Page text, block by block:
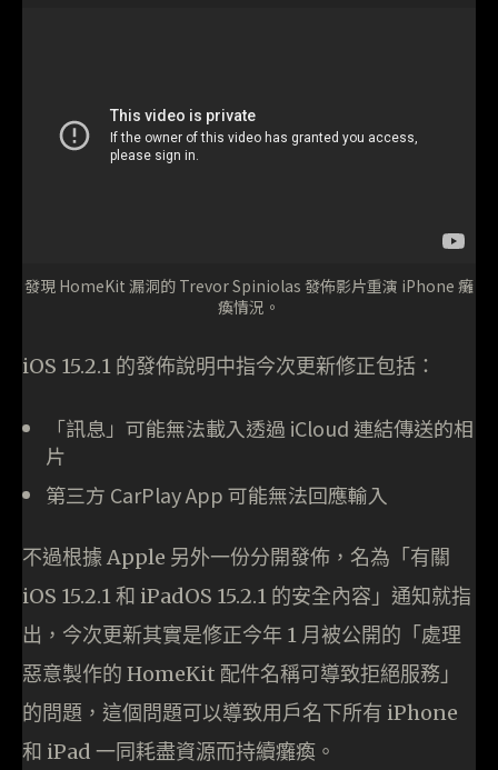
發現 HomeKit 漏洞的 Trevor Spiniolas 發佈影片重演 iPhone 癱
瘓情況。
iOS 15.2.1 的發佈說明中指今次更新修正包括：
「訊息」可能無法載入透過 iCloud 連結傳送的相
片
第三方 CarPlay App 可能無法回應輸入
不過根據 Apple 另外一份分開發佈，名為「有關
iOS 15.2.1 和 iPadOS 15.2.1 的安全內容」通知就指
出，今次更新其實是修正今年 1 月被公開的「處理
惡意製作的 HomeKit 配件名稱可導致拒絕服務」
的問題，這個問題可以導致用戶名下所有 iPhone
和 iPad 一同耗盡資源而持續癱瘓。